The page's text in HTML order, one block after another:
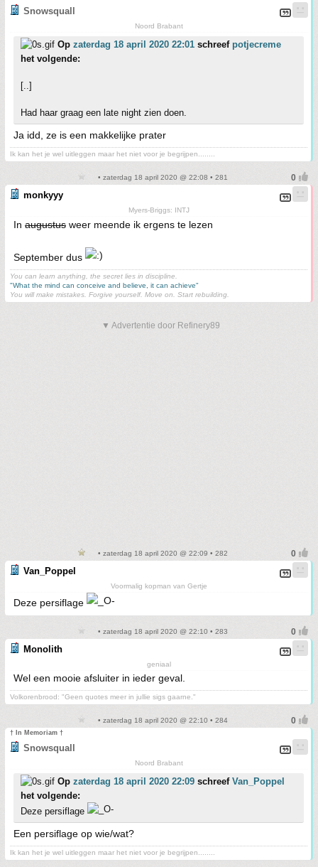
Snowsquall
Noord Brabant
Op zaterdag 18 april 2020 22:01 schreef potjecreme
het volgende:
[..]
Had haar graag een late night zien doen.
Ja idd, ze is een makkelijke prater
Ik kan het je wel uitleggen maar het niet voor je begrijpen........
• zaterdag 18 april 2020 @ 22:08 • 281
monkyyy
Myers-Briggs: INTJ
In augustus weer meende ik ergens te lezen
September dus
You can learn anything, the secret lies in discipline.
"What the mind can conceive and believe, it can achieve"
You will make mistakes. Forgive yourself. Move on. Start rebuilding.
▼ Advertentie door Refinery89
• zaterdag 18 april 2020 @ 22:09 • 282
Van_Poppel
Voormalig kopman van Gertje
Deze persiflage
• zaterdag 18 april 2020 @ 22:10 • 283
Monolith
geniaal
Wel een mooie afsluiter in ieder geval.
Volkorenbrood: "Geen quotes meer in jullie sigs gaarne."
• zaterdag 18 april 2020 @ 22:10 • 284
† In Memoriam †
Snowsquall
Noord Brabant
Op zaterdag 18 april 2020 22:09 schreef Van_Poppel
het volgende:
Deze persiflage
Een persiflage op wie/wat?
Ik kan het je wel uitleggen maar het niet voor je begrijpen........